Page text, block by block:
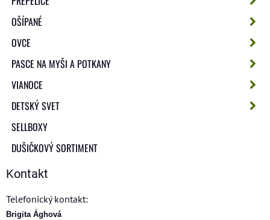
OŠÍPANÉ
OVCE
PASCE NA MYŠI A POTKANY
VIANOCE
DETSKÝ SVET
SELLBOXY
DUŠIČKOVÝ SORTIMENT
Kontakt
Telefonický kontakt:
Brigita Ághová